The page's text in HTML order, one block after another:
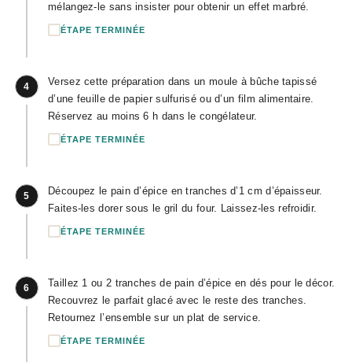
mélangez-le sans insister pour obtenir un effet marbré.
ÉTAPE TERMINÉE
4
Versez cette préparation dans un moule à bûche tapissé
d’une feuille de papier sulfurisé ou d’un film alimentaire.
Réservez au moins 6 h dans le congélateur.
ÉTAPE TERMINÉE
5
Découpez le pain d’épice en tranches d’1 cm d’épaisseur.
Faites-les dorer sous le gril du four. Laissez-les refroidir.
ÉTAPE TERMINÉE
6
Taillez 1 ou 2 tranches de pain d’épice en dés pour le décor.
Recouvrez le parfait glacé avec le reste des tranches.
Retournez l’ensemble sur un plat de service.
ÉTAPE TERMINÉE